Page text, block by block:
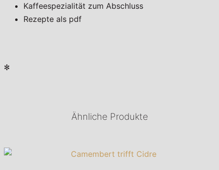
Kaffeespezialität zum Abschluss
Rezepte als pdf
✻
Ähnliche Produkte